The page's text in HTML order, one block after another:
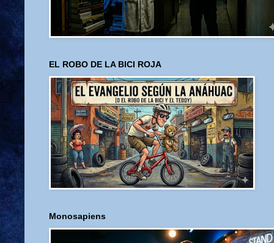
EL ROBO DE LA BICI ROJA
Monosapiens